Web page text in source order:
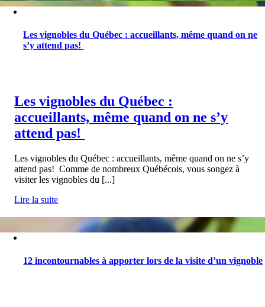
Les vignobles du Québec : accueillants, même quand on ne
s’y attend pas!
Les vignobles du Québec :
accueillants, même quand on ne s’y
attend pas!
Les vignobles du Québec : accueillants, même quand on ne s’y
attend pas! Comme de nombreux Québécois, vous songez à
visiter les vignobles du [...]
Lire la suite
12 incontournables à apporter lors de la visite d’un vignoble